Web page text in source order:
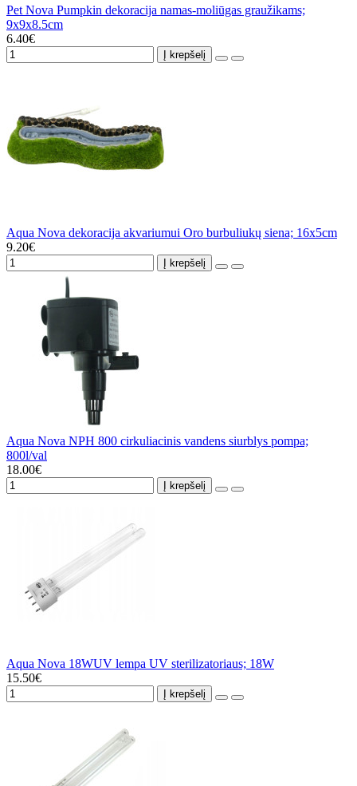
Pet Nova Pumpkin dekoracija namas-moliūgas graužikams;
9x9x8.5cm
6.40€
Į krepšelį
Aqua Nova dekoracija akvariumui Oro burbuliukų siena; 16x5cm
9.20€
Į krepšelį
Aqua Nova NPH 800 cirkuliacinis vandens siurblys pompa;
800l/val
18.00€
Į krepšelį
Aqua Nova 18WUV lempa UV sterilizatoriaus; 18W
15.50€
Į krepšelį